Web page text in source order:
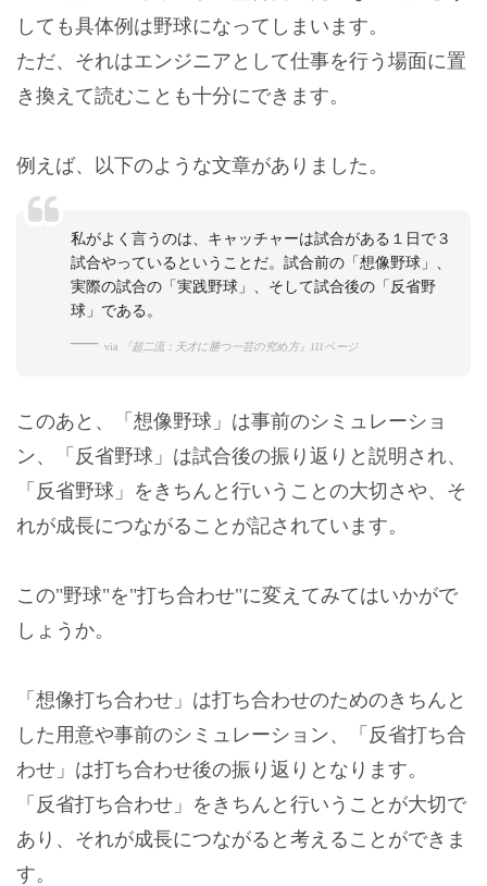
しても具体例は野球になってしまいます。
ただ、それはエンジニアとして仕事を行う場面に置
き換えて読むことも十分にできます。
例えば、以下のような文章がありました。
私がよく言うのは、キャッチャーは試合がある１日で３
試合やっているということだ。試合前の「想像野球」、
実際の試合の「実践野球」、そして試合後の「反省野
球」である。
via 『超二流：天才に勝つ一芸の究め方』111ページ
このあと、「想像野球」は事前のシミュレーショ
ン、「反省野球」は試合後の振り返りと説明され、
「反省野球」をきちんと行いうことの大切さや、そ
れが成長につながることが記されています。
この"野球"を"打ち合わせ"に変えてみてはいかがで
しょうか。
「想像打ち合わせ」は打ち合わせのためのきちんと
した用意や事前のシミュレーション、「反省打ち合
わせ」は打ち合わせ後の振り返りとなります。
「反省打ち合わせ」をきちんと行いうことが大切で
あり、それが成長につながると考えることができま
す。